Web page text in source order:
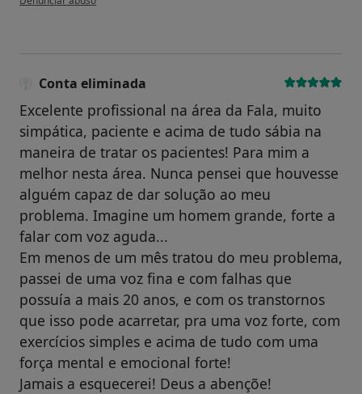
Conta eliminada
Excelente profissional na área da Fala, muito
simpática, paciente e acima de tudo sábia na
maneira de tratar os pacientes! Para mim a
melhor nesta área. Nunca pensei que houvesse
alguém capaz de dar solução ao meu
problema. Imagine um homem grande, forte a
falar com voz aguda...
Em menos de um mês tratou do meu problema,
passei de uma voz fina e com falhas que
possuía a mais 20 anos, e com os transtornos
que isso pode acarretar, pra uma voz forte, com
exercícios simples e acima de tudo com uma
força mental e emocional forte!
Jamais a esquecerei! Deus a abençõe!